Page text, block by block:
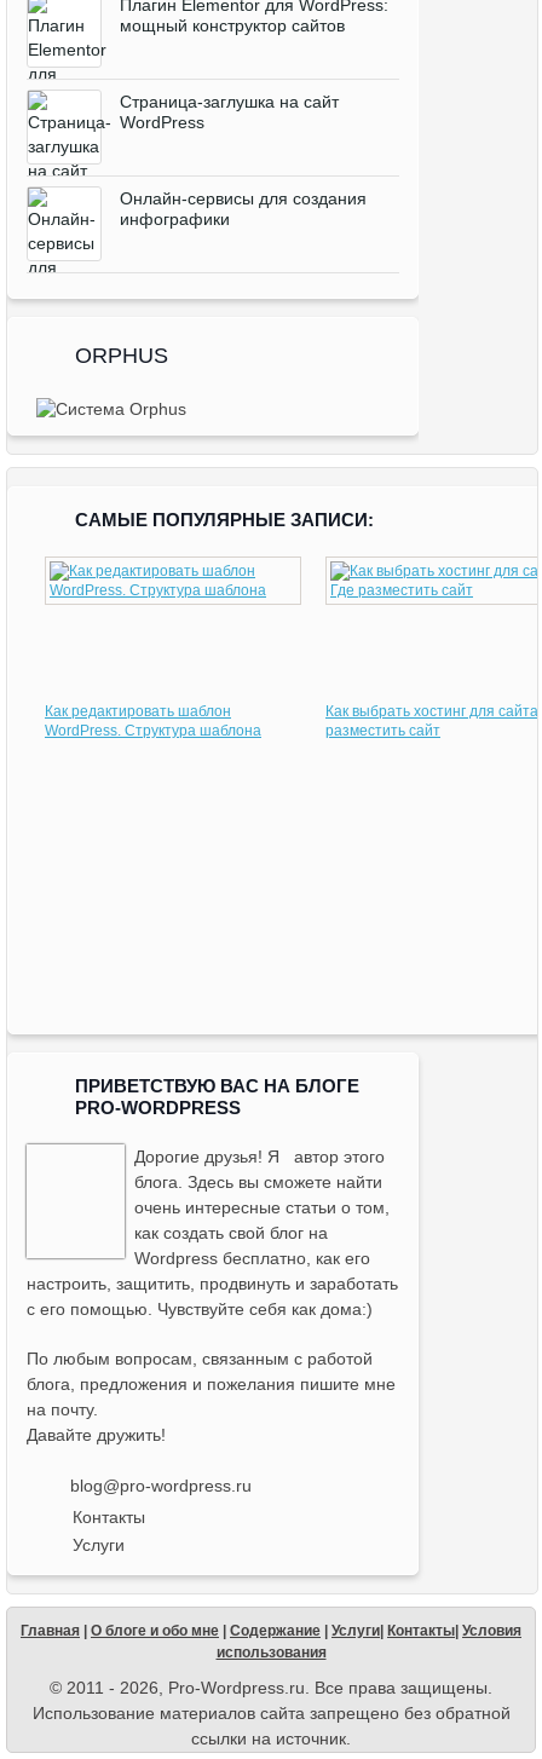
Плагин Elementor для WordPress:
мощный конструктор сайтов
Cтраница-заглушка на сайт
WordPress
Онлайн-сервисы для создания
инфографики
ORPHUS
САМЫЕ ПОПУЛЯРНЫЕ ЗАПИСИ:
Как редактировать шаблон
WordPress. Структура шаблона
Как выбрать хостинг для
разместить сайт
ПРИВЕТСТВУЮ ВАС НА БЛОГЕ
PRO-WORDPRESS
Дорогие друзья! Я
автор этого
блога . Здесь вы сможете найти
очень интересные статьи о том,
как создать свой блог на
Wordpress бесплатно, как его
настроить, защитить, продвинуть и заработать
с его помощью. Чувствуйте себя как дома:)
По любым вопросам, связанным с работой
блога, предложения и пожелания пишите мне
на почту.
Давайте дружить!
blog@pro-wordpress.ru
Контакты
Услуги
Главная О блоге и обо мне Содержание Услуги Контакты Условия
использования
© 2011 - 2026, Pro-Wordpress.ru. Все права защищены.
Использование материалов сайта запрещено без обратной
ссылки на источник.